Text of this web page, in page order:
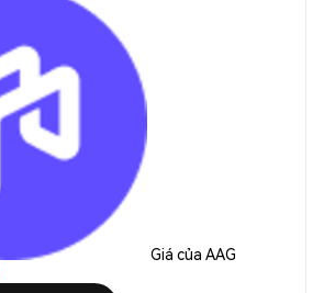
Giá của AAG